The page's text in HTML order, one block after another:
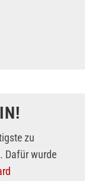
zu
Dafür wurde